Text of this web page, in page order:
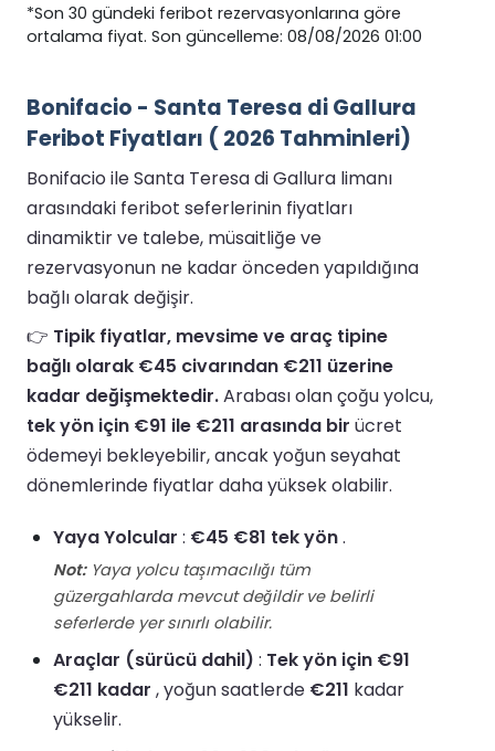
*Son 30 gündeki feribot rezervasyonlarına göre
ortalama fiyat. Son güncelleme: 08/08/2026 01:00
Bonifacio - Santa Teresa di Gallura
Feribot Fiyatları ( 2026 Tahminleri)
Bonifacio ile Santa Teresa di Gallura limanı
arasındaki feribot seferlerinin fiyatları
dinamiktir ve talebe, müsaitliğe ve
rezervasyonun ne kadar önceden yapıldığına
bağlı olarak değişir.
👉 Tipik fiyatlar, mevsime ve araç tipine
bağlı olarak €45 civarından €211 üzerine
kadar değişmektedir.Arabası olan çoğu yolcu,
tek yön için €91 ile €211 arasında bir ücret
ödemeyi bekleyebilir, ancak yoğun seyahat
dönemlerinde fiyatlar daha yüksek olabilir.
Yaya Yolcular : €45 €81 tek yön.
Not:Yaya yolcu taşımacılığı tüm
güzergahlarda mevcut değildir ve belirli
seferlerde yer sınırlı olabilir.
Araçlar (sürücü dahil) : Tek yön için €91
€211 kadar , yoğun saatlerde €211 kadar
yükselir.